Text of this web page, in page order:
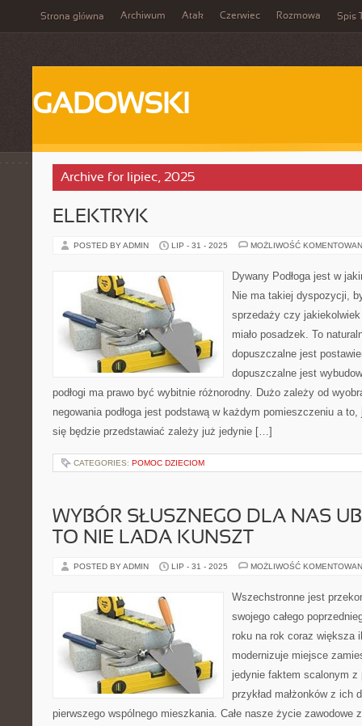
Strona główna Archiwum Atak Czerwiec Rozmowa Spis
GADOWSKI
Archive for lipiec, 2025
ELEKTRYK
POSTED BY ADMIN LIP - 31 - 2025 MOŻLIWOŚĆ
Dywany Podłoga jest w
Nie ma takiej dyspozycji,
sprzedaży czy
miało posadzek. To
dopuszczalne jest
dopuszczalne jest
podłogi ma prawo być wybitnie różnorodny. Dużo zależy od
negowania podłoga jest podstawą w każdym pomieszczeniu a
się będzie przedstawiać zależy już jedynie […]
CATEGORIES: POMOC DZIECIOM
WYBÓR SŁUSZNEGO DLA NAS
TO NIE LADA KUNSZT
POSTED BY ADMIN LIP - 31 - 2025 MOŻLIWOŚĆ
Wszechstronne jest
swojego całego
roku na rok coraz większa
modernizuje miejsce
jedynie faktem scalonym z
przykład małżonków z ich
pierwszego wspólnego mieszkania. Całe nasze życie zawodowe